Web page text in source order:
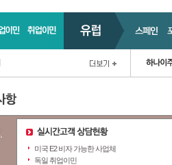
미국 E2 비자 가능한 사업체
독일 취업이민